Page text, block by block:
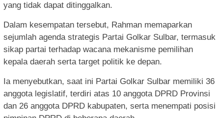
yang tidak dapat ditinggalkan.
Dalam kesempatan tersebut, Rahman memaparkan
sejumlah agenda strategis Partai Golkar Sulbar, termasuk
sikap partai terhadap wacana mekanisme pemilihan
kepala daerah serta target politik ke depan.
Ia menyebutkan, saat ini Partai Golkar Sulbar memiliki 36
anggota legislatif, terdiri atas 10 anggota DPRD Provinsi
dan 26 anggota DPRD kabupaten, serta menempati posisi